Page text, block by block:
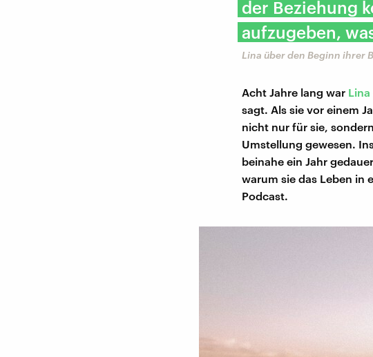
der Beziehung
aufzugeben,
Lina über den Beginn ihrer
Acht Jahre lang war Lina
sagt. Als sie vor einem
nicht nur für sie,
Umstellung gewesen.
beinahe ein Jahr
warum sie das Leben in
Podcast.